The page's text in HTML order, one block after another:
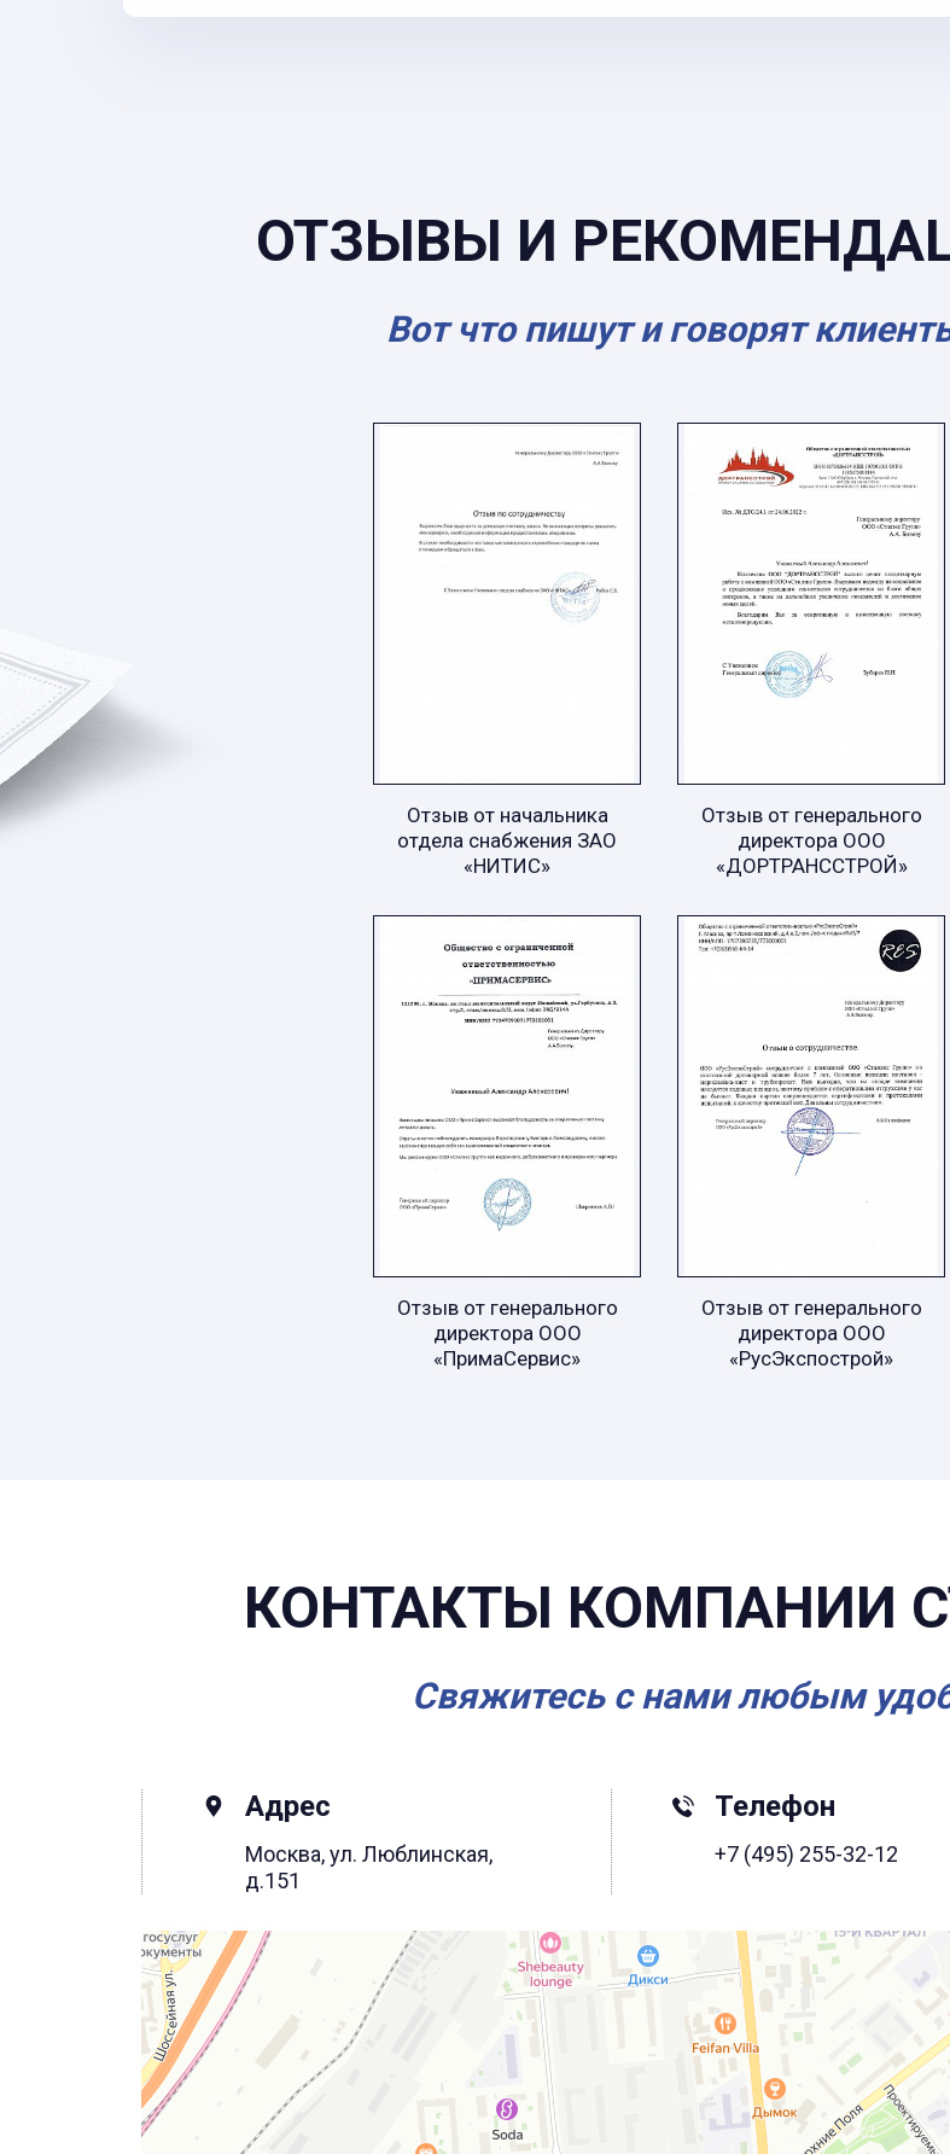
ОТЗЫВЫ И
Вот что пишут и говорят
Отзыв от начальника
отдела снабжения ЗАО
«НИТИС»
Отзыв от генерального
директора ООО
«ДОРТРАНССТРОЙ»
Отзыв от генерального
директора ООО
«ПримаСервис»
Отзыв от генерального
директора ООО
«РусЭкспострой»
КОНТАКТЫ КОМПАНИИ
Свяжитесь с нами любым
Адрес
Москва, ул. Люблинская,
д.151
Телефон
+7 (495) 255-32-12